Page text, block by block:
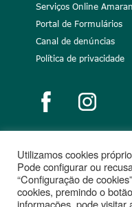
Serviços Online
Portal de Formulários
Canal de denúncias
Política de privacidade
Notícias Recrutamento
Projetos cofinanciados
Utilizamos cookies
Pode configurar ou
“Configuração de
cookies, premindo o
informações, pode visitar